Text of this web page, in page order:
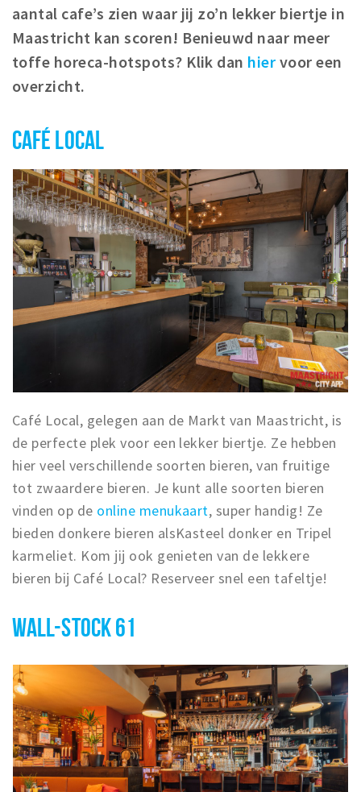
Uitjes & activiteiten
Natuurgebieden
Sport
Andere City Apps
Inloggen
aantal cafe’s zien waar jij zo’n lekker biertje in
Maastricht kan scoren! Benieuwd naar meer
toffe horeca-hotspots? Klik dan hier voor een
overzicht.
CAFÉ LOCAL
Café Local, gelegen aan de Markt van Maastricht, is
de perfecte plek voor een lekker biertje. Ze hebben
hier veel verschillende soorten bieren, van fruitige
tot zwaardere bieren. Je kunt alle soorten bieren
vinden op de online menukaart, super handig! Ze
bieden donkere bieren alsKasteel donker en Tripel
karmeliet. Kom jij ook genieten van de lekkere
bieren bij Café Local? Reserveer snel een tafeltje!
WALL-STOCK 61